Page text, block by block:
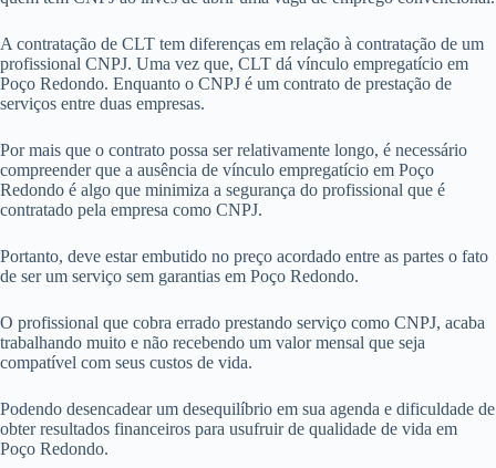
A contratação de CLT tem diferenças em relação à contratação de um
profissional CNPJ. Uma vez que, CLT dá vínculo empregatício em
Poço Redondo. Enquanto o CNPJ é um contrato de prestação de
serviços entre duas empresas.
Por mais que o contrato possa ser relativamente longo, é necessário
compreender que a ausência de vínculo empregatício em Poço
Redondo é algo que minimiza a segurança do profissional que é
contratado pela empresa como CNPJ.
Portanto, deve estar embutido no preço acordado entre as partes o fato
de ser um serviço sem garantias em Poço Redondo.
O profissional que cobra errado prestando serviço como CNPJ, acaba
trabalhando muito e não recebendo um valor mensal que seja
compatível com seus custos de vida.
Podendo desencadear um desequilíbrio em sua agenda e dificuldade de
obter resultados financeiros para usufruir de qualidade de vida em
Poço Redondo.